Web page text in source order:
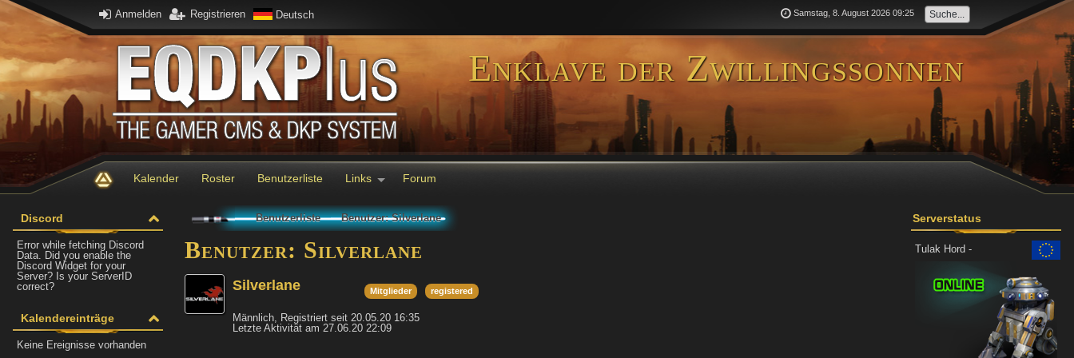
Anmelden Registrieren Deutsch Samstag, 8. August 2026 09:25
Enklave der Zwillingssonnen
Kalender Roster Benutzerliste Links Forum
Discord
Error while fetching Discord
Data. Did you enable the
Discord Widget for your
Server? Is your ServerID
correct?
Kalendereinträge
Keine Ereignisse vorhanden
Benutzerliste Benutzer: Silverlane
Benutzer: Silverlane
Silverlane Mitglieder registered
Männlich, Registriert seit 20.05.20 16:35
Letzte Aktivität am 27.06.20 22:09
Serverstatus
Tulak Hord -